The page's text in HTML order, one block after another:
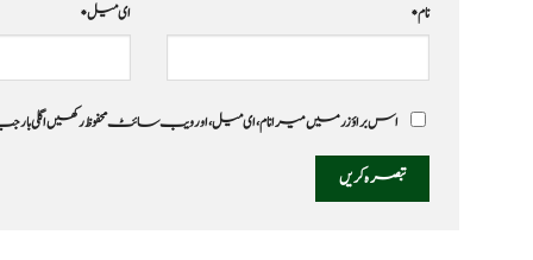
نام* ای میل*
اس براؤزر میں میرا نام، ای میل، اور ویب سائٹ محفوظ رکھیں اگلی